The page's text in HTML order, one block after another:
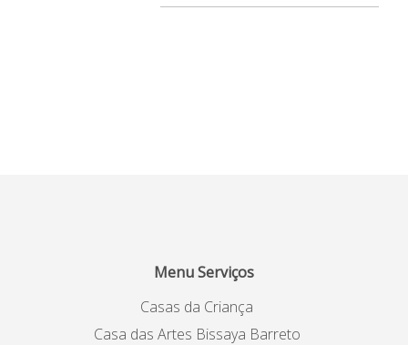
Menu Serviços
Casas da Criança
Casa das Artes Bissaya Barreto